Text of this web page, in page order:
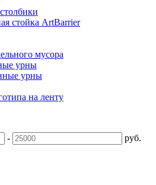
стойка ArtBarrier
мусора
урны
урны
на ленту
- руб.